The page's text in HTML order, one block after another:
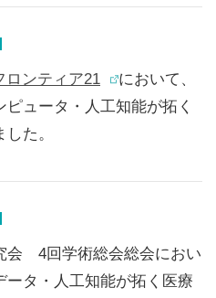
ロンティア21
において、
ュータ・人工知能が拓く
た。
会 4回学術総会総会におい
ータ・人工知能が拓く医療